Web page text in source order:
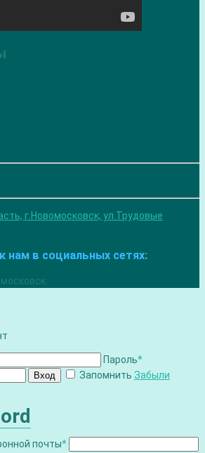
г.Новомосковск, ул.Трудовые
нам в социальных сетях:
Пароль*
Вход Запомнить Забыли
почты*